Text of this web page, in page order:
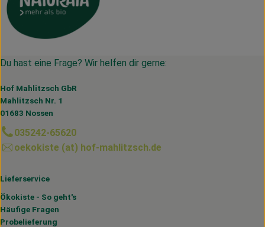
Du hast eine Frage? Wir helfen dir gerne:
Hof Mahlitzsch GbR
Mahlitzsch Nr. 1
01683 Nossen
035242-65620
oekokiste (at) hof-mahlitzsch.de
Lieferservice
Ökokiste - So geht's
Häufige Fragen
Probelieferung